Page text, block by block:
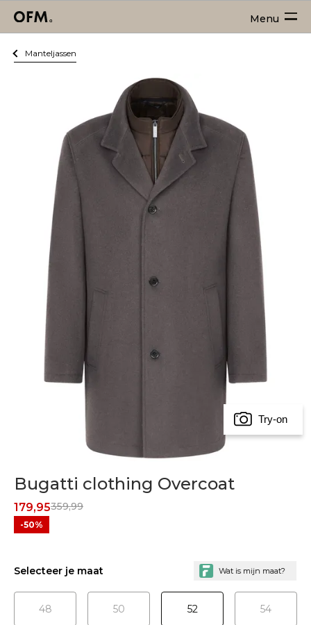
Menu
Manteljassen
Bugatti clothing Overcoat
359,99
179,95
-50%
Selecteer je maat
48 50 52 54
Try-on